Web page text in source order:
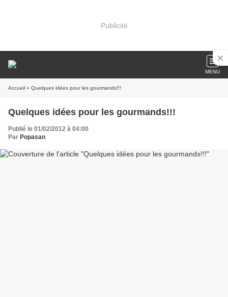
Publicité
MENU
Accueil » Quelques idées pour les gourmands!!!
Quelques idées pour les gourmands!!!
Publié le 01/02/2012 à 04:00
Par Popasan